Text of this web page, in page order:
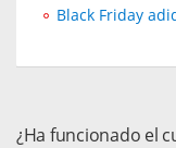
Black Friday
¿Ha funcionado el